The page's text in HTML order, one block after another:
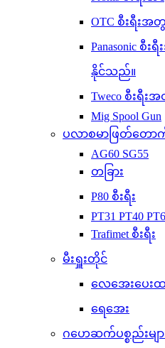
OTC စီးရီ
Panasonic
နိုင်သည်။
Tweco စီး
Mig Spool Gun
ပလာစမာဖြတ်တောက်
AG60 SG55
တခြား
P80 စီးရီး
PT31 PT40
Trafimet စီးရီး
မီးရှူးတိုင်
လေအေးပေး
ရေအေး
ဂဟေဆက်ပစ္စည်းမျာ